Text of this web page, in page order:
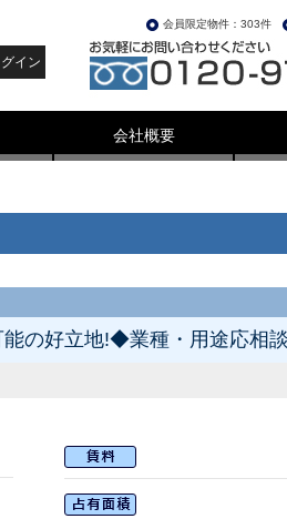
グイン
会員限定物件：303件
会社概要
の好立地!◆業種・用途応相